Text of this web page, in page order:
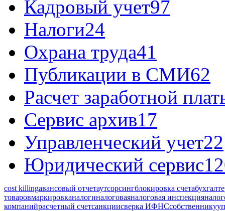
Кадровый учет97
Налоги24
Охрана труда41
Публикации в СМИ62
Расчет заработной
Сервис архив17
Управленческий учет22
Юридический сервис
cost killingавансовый отчетаутсорсингблокировка счета
товаровмаркировканалогиналоговаяналоговая инспекция
компанийрасчетный счетсанкциисверка ИФНСсобственнику